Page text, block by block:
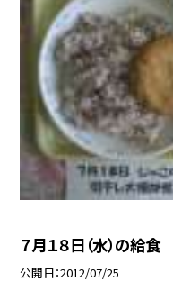
７月１８日（水）の給食
公開日 2012/07/25